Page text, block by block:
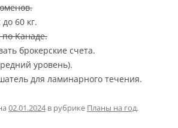
60 кг.
Канаде.
брокерские счета.
уровень).
для ламинарного течения.
02.01.2024в рубрике Планы на год.